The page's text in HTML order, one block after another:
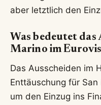
aber letztlich den
Was bedeutet
Marino im
Das Ausscheiden im
Enttäuschung für
um den Einzug ins